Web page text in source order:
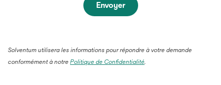
Envoyer
Solventum utilisera les informations pour répondre à votre demande
conformément à notre Politique de Confidentialité.